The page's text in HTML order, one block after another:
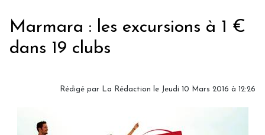
Marmara : les excursions à 1 €
dans 19 clubs
Rédigé par La Rédaction le Jeudi 10 Mars 2016 à 12:26